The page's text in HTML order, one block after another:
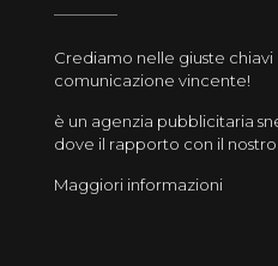
Crediamo nelle giuste chiavi
comunicazione vincente!
è un agenzia pubblicitaria
dove il rapporto con il nostro
Maggiori informazioni